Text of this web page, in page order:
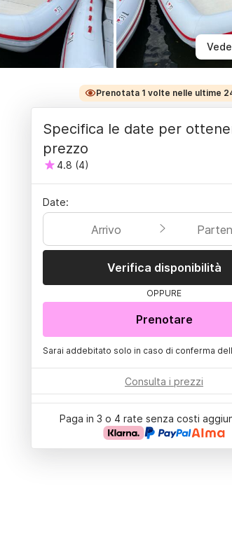
Prenotata 1 volte nelle ultime
Specifica le date per
prezzo
4.8 (4)
Date:
Arrivo
Verifica disponibilità
OPPURE
Prenotare
Sarai addebitato solo in caso di conferma
Consulta i prezzi
Paga in 3 o 4 rate senza costi